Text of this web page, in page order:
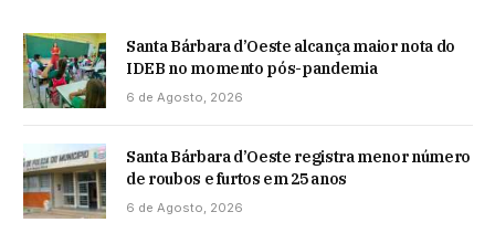
Santa Bárbara d’Oeste alcança maior nota do
IDEB no momento pós-pandemia
6 de Agosto, 2026
Santa Bárbara d’Oeste registra menor número
de roubos e furtos em 25 anos
6 de Agosto, 2026